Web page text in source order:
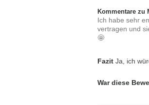
Kommentare zu
Ich habe sehr
vertragen und
🤩
FazitJa, ich
War diese